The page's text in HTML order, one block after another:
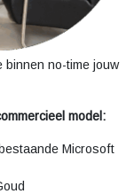
binnen no-time jouw
model:
Microsoft